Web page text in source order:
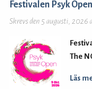
Festivalen Psyk
Skrevs den 5 augusti, 2026
The
Läs